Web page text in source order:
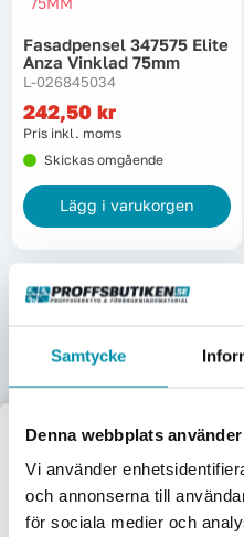
Samtycke
Denna webbplats
Vi använder
och annonserna till
för sociala medier och
Fasadpensel 347575 Elite
Anza Vinklad 75mm
L-026845034
242,50 kr
Pris inkl. moms
Skickas omgående
Lägg i varukorgen
Anza Vinklad 120mm
343,75kr
Pris inkl. moms